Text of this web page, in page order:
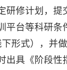
研修计划，提
台等科研条
形式），并
具《阶段性